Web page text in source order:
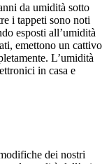
da umidità sotto
i tappeti sono noti
esposti all’umidità
emettono un cattivo
L’umidità
in casa e
dei nostri